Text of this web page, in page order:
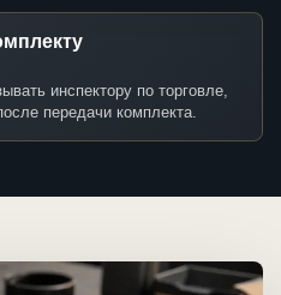
инспектору по торговле,
передачи комплекта.